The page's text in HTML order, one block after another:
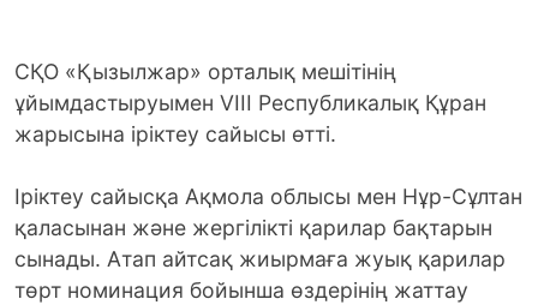
СҚО «Қызылжар» орталық мешітінің
ұйымдастыруымен VIII Республикалық Құран
жарысына іріктеу сайысы өтті.
Іріктеу сайысқа Ақмола облысы мен Нұр-Сұлтан
қаласынан және жергілікті қарилар бақтарын
сынады. Атап айтсақ жиырмаға жуық қарилар
төрт номинация бойынша өздерінің жаттау